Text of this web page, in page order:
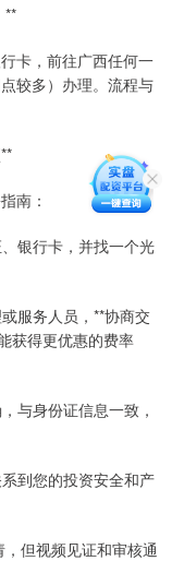
**
卡，前往广西任何一
较多）办理。流程与
南：
银行卡，并找一个光
服务人员，**协商交
获得更优惠的费率
与身份证信息一致，
到您的投资安全和产
但视频见证和审核通